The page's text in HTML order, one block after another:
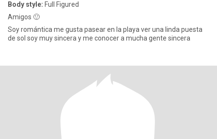
Body style: Full Figured
Amigos 🙂
Soy romántica me gusta pasear en la playa ver una linda puesta
de sol soy muy sincera y me conocer a mucha gente sincera